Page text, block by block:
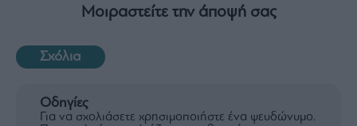
Μοιραστείτε την άποψή σας
Σχόλια
Οδηγίες
Για να σχολιάσετε χρησιμοποιήστε ένα ψευδώνυμο.